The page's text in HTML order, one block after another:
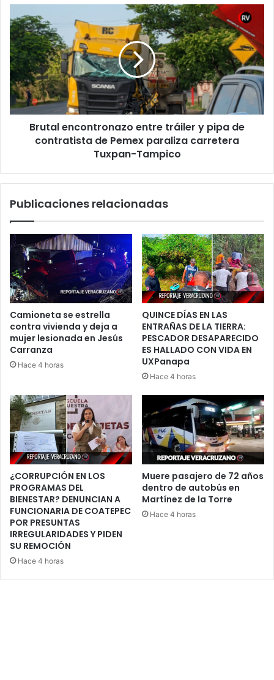
y
convertirse
en
motores
reales
de
desarrollo
encontronazo
entre
tráiler
y
pipa
de
contratista
de
Pemex
paraliza
Tampico
Brutal encontronazo entre tráiler y pipa de
contratista de Pemex paraliza carretera
Tuxpan-Tampico
Publicaciones relacionadas
Camioneta se estrella
contra vivienda y deja a
mujer lesionada en Jesús
Carranza
Hace 4 horas
QUINCE DÍAS EN LAS
ENTRAÑAS DE LA TIERRA:
PESCADOR DESAPARECIDO
ES HALLADO CON VIDA EN
UXPanapa
Hace 4 horas
¿CORRUPCIÓN EN LOS
PROGRAMAS DEL
BIENESTAR? DENUNCIAN A
FUNCIONARIA DE COATEPEC
POR PRESUNTAS
IRREGULARIDADES Y PIDEN
SU REMOCIÓN
Hace 4 horas
Muere pasajero de 72 años
dentro de autobús en
Martínez de la Torre
Hace 4 horas